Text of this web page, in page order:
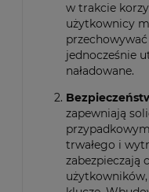
w trakcie
użytkownicy
jednocześnie
naładowane.
zapewniają
trwałego i
zabezpieczają